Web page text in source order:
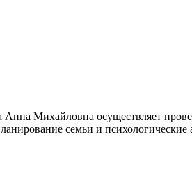
Михайловна осуществляет
семьи и